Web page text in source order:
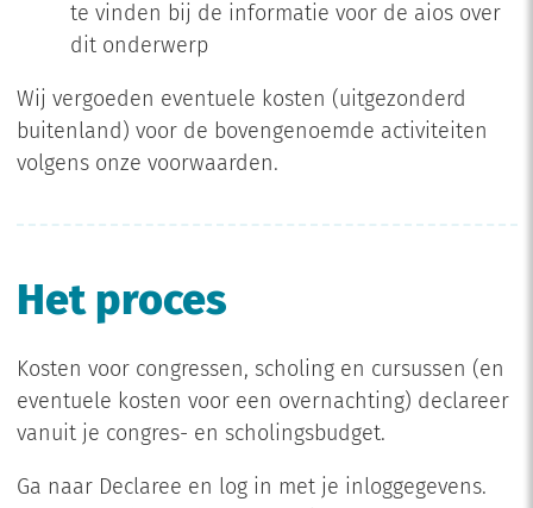
te vinden bij de informatie voor de aios over
dit onderwerp
Wij vergoeden eventuele kosten (uitgezonderd
buitenland) voor de bovengenoemde activiteiten
volgens onze voorwaarden.
Het proces
Kosten voor congressen, scholing en cursussen (en
eventuele kosten voor een overnachting) declareer
vanuit je congres- en scholingsbudget.
Ga naar Declaree en log in met je inloggegevens.